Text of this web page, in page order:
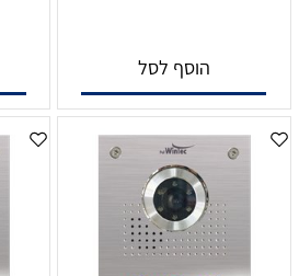
הוסף לסל